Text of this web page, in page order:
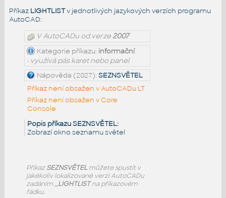
Příkaz LIGHTLISTv jednotlivých jazykových verzích programu
AutoCAD:
V AutoCADu od verze2007
Kategorie příkazu: informační
• využívá pás karet nebo panel
Nápověda (2027): SEZNSVĚTEL
Příkaz není obsažen v AutoCADu LT
Příkaz není obsažen v Core
Console
Popis příkazu SEZNSVĚTEL:
Zobrazí okno seznamu světel
PříkazSEZNSVĚTELmůžete spustit v
jakékoliv lokalizované verzi AutoCADu
zadáním _LIGHTLISTna příkazovém
řádku.